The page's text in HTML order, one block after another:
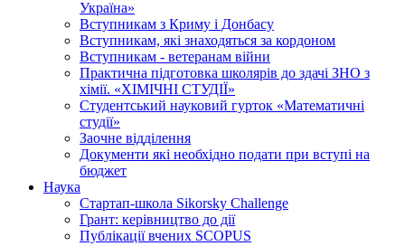
Україна»
Вступникам з Криму і Донбасу
Вступникам, які знаходяться за кордоном
Вступникам - ветеранам війни
Практична підготовка школярів до здачі ЗНО з
хімії. «ХІМІЧНІ СТУДІЇ»
Студентський науковий гурток «Математичні
студії»
Заочне відділення
Документи які необхідно подати при вступі на
бюджет
Наука
Стартап-школа Sikorsky Challenge
Грант: керівництво до дії
Публікації вчених SCOPUS